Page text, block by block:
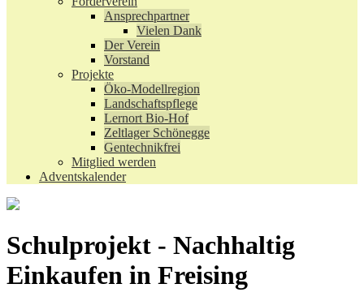
Ansprechpartner
Vielen Dank
Der Verein
Vorstand
Projekte
Öko-Modellregion
Landschaftspflege
Lernort Bio-Hof
Zeltlager Schönegge
Gentechnikfrei
Mitglied werden
Adventskalender
Schulprojekt - Nachhaltig
Einkaufen in Freising